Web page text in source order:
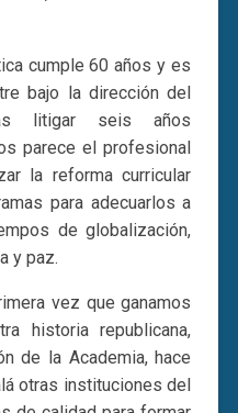
cumple 60 años y es
bajo la dirección del
litigar seis años
parece el profesional
la reforma curricular
para adecuarlos a
de globalización,
y paz.
vez que ganamos
historia republicana,
de la Academia, hace
otras instituciones del